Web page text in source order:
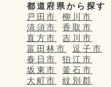
都道府県から探す
戸田市
柳川市
清須市
香取市
直方市
吉川市
富田林市
逗子市
春日市
狛江市
坂東市
釜石市
大町市
紋別郡